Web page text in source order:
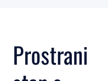
Prostrani